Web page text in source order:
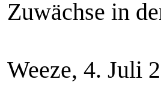
Zuwächse in
Weeze, 4. Juli